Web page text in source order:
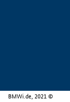
BMWi.de, 2021 ©